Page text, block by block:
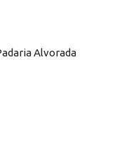
Alvorada